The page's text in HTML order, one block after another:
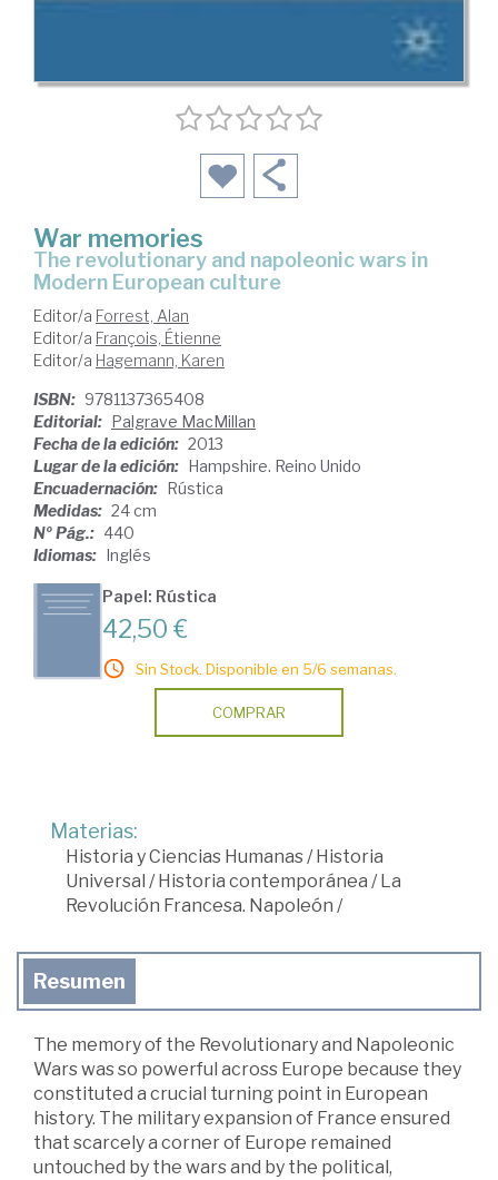
War memories
the revolutionary and napoleonic wars in
Modern European culture
Editor/a Forrest, Alan
Editor/a François, Étienne
Editor/a Hagemann, Karen
ISBN: 9781137365408
Editorial: Palgrave MacMillan
Fecha de la edición: 2013
Lugar de la edición: Hampshire. Reino Unido
Encuadernación: Rústica
Medidas: 24 cm
Nº Pág.: 440
Idiomas: Inglés
Papel: Rústica
42,50 €
Sin Stock. Disponible en 5/6 semanas.
COMPRAR
Materias:
Historia y Ciencias Humanas/ Historia
Universal / Historia contemporánea / La
Revolución Francesa. Napoleón /
Resumen
The memory of the Revolutionary and Napoleonic
Wars was so powerful across Europe because they
constituted a crucial turning point in European
history. The military expansion of France ensured
that scarcely a corner of Europe remained
untouched by the wars and by the political,